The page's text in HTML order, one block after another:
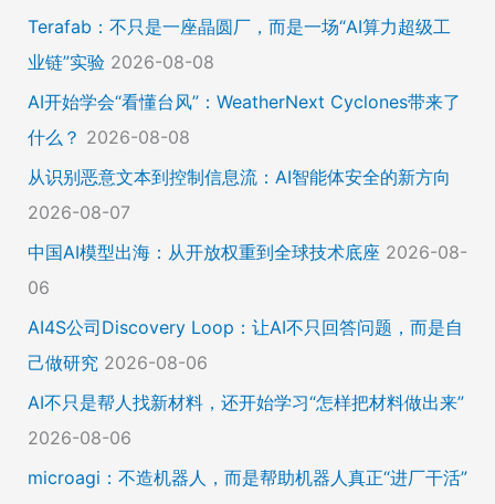
Terafab：不只是一座晶圆厂，而是一场“AI算力超级工
业链”实验 2026-08-08
AI开始学会“看懂台风”：WeatherNext Cyclones带来了
什么？ 2026-08-08
从识别恶意文本到控制信息流：AI智能体安全的新方向
2026-08-07
中国AI模型出海：从开放权重到全球技术底座 2026-08-
06
AI4S公司Discovery Loop：让AI不只回答问题，而是自
己做研究 2026-08-06
AI不只是帮人找新材料，还开始学习“怎样把材料做出来”
2026-08-06
microagi：不造机器人，而是帮助机器人真正“进厂干活”